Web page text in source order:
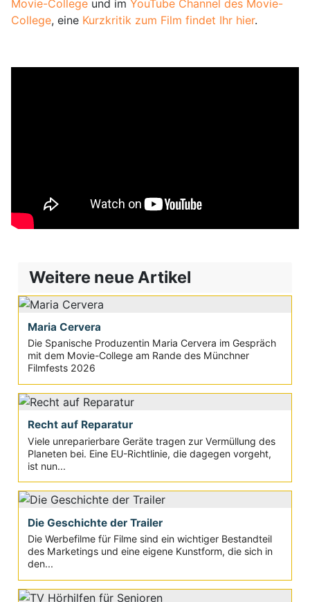
Movie-College und im YouTube Channel des Movie-
College, eine Kurzkritik zum Film findet Ihr hier.
Weitere neue Artikel
Maria Cervera
Die Spanische Produzentin Maria Cervera im Gespräch
mit dem Movie-College am Rande des Münchner
Filmfests 2026
Recht auf Reparatur
Viele unreparierbare Geräte tragen zur Vermüllung des
Planeten bei. Eine EU-Richtlinie, die dagegen vorgeht,
ist nun...
Die Geschichte der Trailer
Die Werbefilme für Filme sind ein wichtiger Bestandteil
des Marketings und eine eigene Kunstform, die sich in
den...